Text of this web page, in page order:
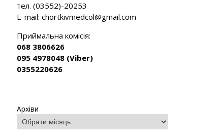
тел. (03552)-20253
E-mail:chortkivmedcol@gmail.com
Приймальна комісія:
068 3806626
095 4978048 (Viber)
0355220626
Архіви